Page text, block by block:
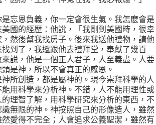
忘恩負義，你一定會很生氣。我怎麽會是
國的經歴：他說，「我剛到美國時，很幸
然後幫我找房子。後來我送他禮物，請他
到了，我還跟他去禮拜堂，奉獻了幾百
説，他是一個正人君子，人至義盡。人要
是神，所以不會真正的感恩。
所創造，都是屬神的。現今崇拜科學的人
用科學來分析神。不錯，人不能用理性或
理智了解，用科學研究來分析的東西，不
無限的神。神按照自己的形像造人，雖然
愛得不完全；人會追求公義聖潔，雖然有